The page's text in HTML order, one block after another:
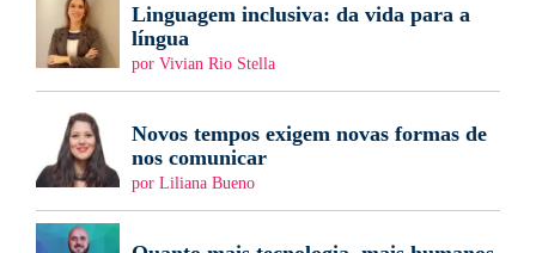
Linguagem inclusiva: da vida para a
língua
por Vivian Rio Stella
Novos tempos exigem novas formas de
nos comunicar
por Liliana Bueno